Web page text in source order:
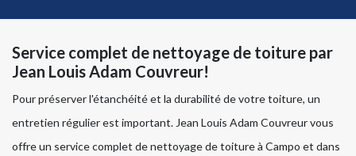
Service complet de nettoyage de toiture par
Jean Louis Adam Couvreur!
Pour préserver l'étanchéité et la durabilité de votre toiture, un
entretien régulier est important. Jean Louis Adam Couvreur vous
offre un service complet de nettoyage de toiture à Campo et dans